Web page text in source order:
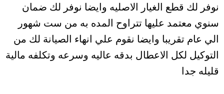
نوفر لك قطع الغيار الاصليه وايضا نوفر لك ضمان
سنوي معتمد عليها تتراوح المده به من ست شهور
الي عام تقريبا وايضا نقوم علي انهاء الصيانة لك من
التوكيل لكل الاعطال بدقه عاليه وسرعه وتكلفه مالية
قليله جدا